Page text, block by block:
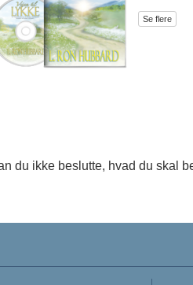
Se flere
du ikke beslutte, hvad du skal